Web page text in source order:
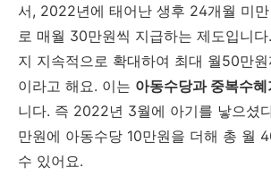
서, 2022년에 태어난 생후 24개월 미
로 매월 30만원씩 지급하는 제도입니
지 지속적으로 확대하여 최대 월50만
이라고 해요. 이는 아동수당과 중복수
니다. 즉 2022년 3월에 아기를 낳으셨
만원에 아동수당 10만원을 더해 총 월
수 있어요.